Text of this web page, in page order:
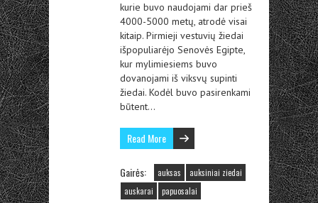
kurie buvo naudojami dar prieš
4000-5000 metų, atrodė visai
kitaip. Pirmieji vestuvių žiedai
išpopuliarėjo Senovės Egipte,
kur mylimiesiems buvo
dovanojami iš viksvų supinti
žiedai. Kodėl buvo pasirenkami
būtent…
Read More
Gairės: auksas
auksiniai ziedai
auskarai
papuosalai